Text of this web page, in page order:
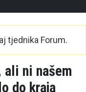
tjednika Forum.
ali ni našem
do kraja